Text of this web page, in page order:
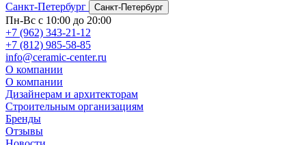
Санкт-Петербург
Санкт-Петербург
Пн-Вс с 10:00 до 20:00
+7 (962) 343-21-12
+7 (812) 985-58-85
info@ceramic-center.ru
О компании
О компании
Дизайнерам и архитекторам
Строительным организациям
Бренды
Отзывы